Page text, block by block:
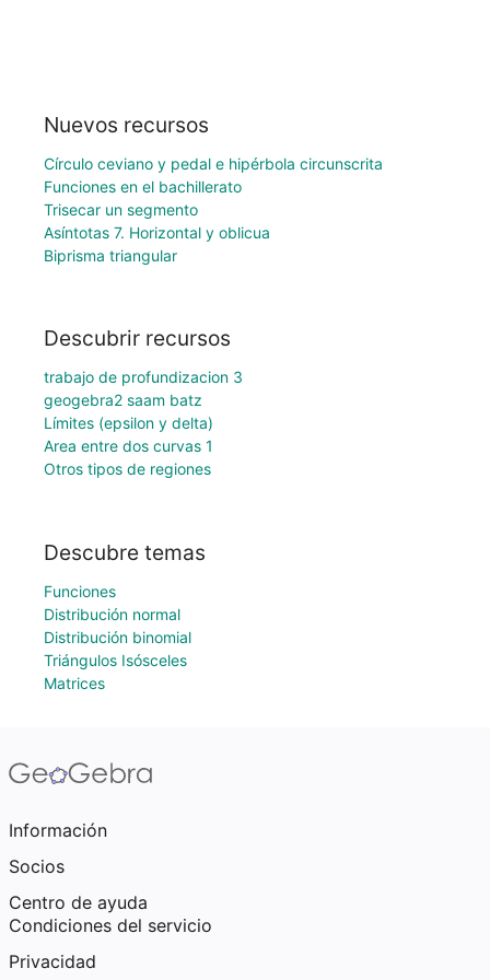
Nuevos recursos
Círculo ceviano y pedal e hipérbola circunscrita
Funciones en el bachillerato
Trisecar un segmento
Asíntotas 7. Horizontal y oblicua
Biprisma triangular
Descubrir recursos
trabajo de profundizacion 3
geogebra2 saam batz
Límites (epsilon y delta)
Area entre dos curvas 1
Otros tipos de regiones
Descubre temas
Funciones
Distribución normal
Distribución binomial
Triángulos Isósceles
Matrices
Información
Socios
Centro de ayuda
Condiciones del servicio
Privacidad